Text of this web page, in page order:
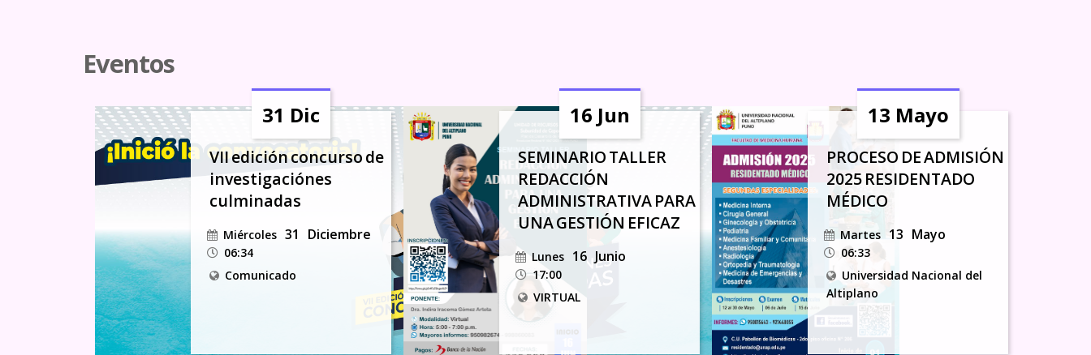
Eventos
31 Dic
VII edición concurso de
investigaciónes
culminadas
Miércoles 31 Diciembre
06:34
Comunicado
16 Jun
SEMINARIO TALLER
REDACCIÓN
ADMINISTRATIVA PARA
UNA GESTIÓN EFICAZ
Lunes 16 Junio
17:00
VIRTUAL
13 Mayo
PROCESO DE ADMISIÓN
2025 RESIDENTADO
MÉDICO
Martes 13 Mayo
06:33
Universidad Nacional del
Altiplano